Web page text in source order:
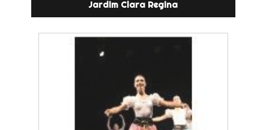
Jardim Clara Regina